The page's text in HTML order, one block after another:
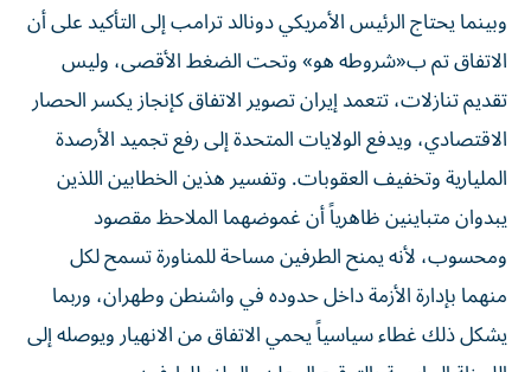
وبينما يحتاج الرئيس الأمريكي دونالد ترامب إلى التأكيد على أن
الاتفاق تم ب«شروطه هو» وتحت الضغط الأقصى، وليس
تقديم تنازلات، تتعمد إيران تصوير الاتفاق كإنجاز يكسر الحصار
الاقتصادي، ويدفع الولايات المتحدة إلى رفع تجميد الأرصدة
المليارية وتخفيف العقوبات. وتفسير هذين الخطابين اللذين
يبدوان متباينين ظاهرياً أن غموضهما الملاحظ مقصود
ومحسوب، لأنه يمنح الطرفين مساحة للمناورة تسمح لكل
منهما بإدارة الأزمة داخل حدوده في واشنطن وطهران، وربما
يشكل ذلك غطاء سياسياً يحمي الاتفاق من الانهيار ويوصله إلى